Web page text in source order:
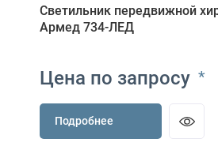
Светильник передвижной
Армед 734-ЛЕД
Цена по запросу *
Подробнее